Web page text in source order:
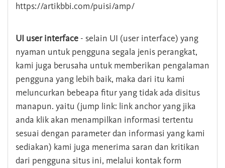
https://artikbbi.com/puisi/amp/
UI user interface - selain UI (user interface) yang
nyaman untuk pengguna segala jenis perangkat,
kami juga berusaha untuk memberikan pengalaman
pengguna yang lebih baik, maka dari itu kami
meluncurkan bebeapa fitur yang tidak ada disitus
manapun. yaitu (jump link: link anchor yang jika
anda klik akan menampilkan informasi tertentu
sesuai dengan parameter dan informasi yang kami
sediakan) kami juga menerima saran dan kritikan
dari pengguna situs ini, melalui kontak form